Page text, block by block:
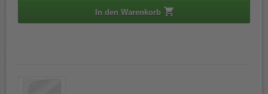
In den Warenkorb